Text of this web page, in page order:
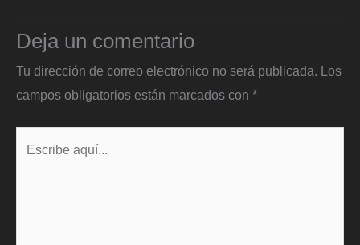
Deja un comentario
Tu dirección de correo electrónico no será publicada. Los
campos obligatorios están marcados con *